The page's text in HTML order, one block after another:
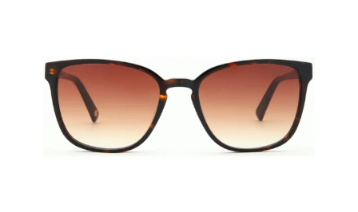
Consultar
Pedidos
Recompra